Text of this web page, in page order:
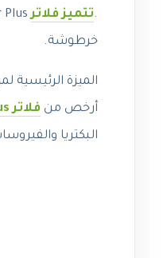
.تتميز فلاتر
خرطوشة.
أرخص من فلاتر Power Plus
البكتريا